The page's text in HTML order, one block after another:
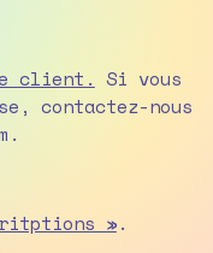
client. Si vous
contactez-nous
».